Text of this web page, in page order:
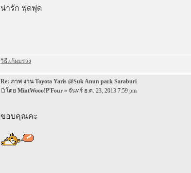
น่ารัก ฟุดฟุด
วิธีแก้ผมร่วง
Re: ภาพ งาน Toyota Yaris @Suk Anun park Saraburi
โดย MintWooo!P'Four » จันทร์ ธ.ค. 23, 2013 7:59 pm
ขอบคุณคะ